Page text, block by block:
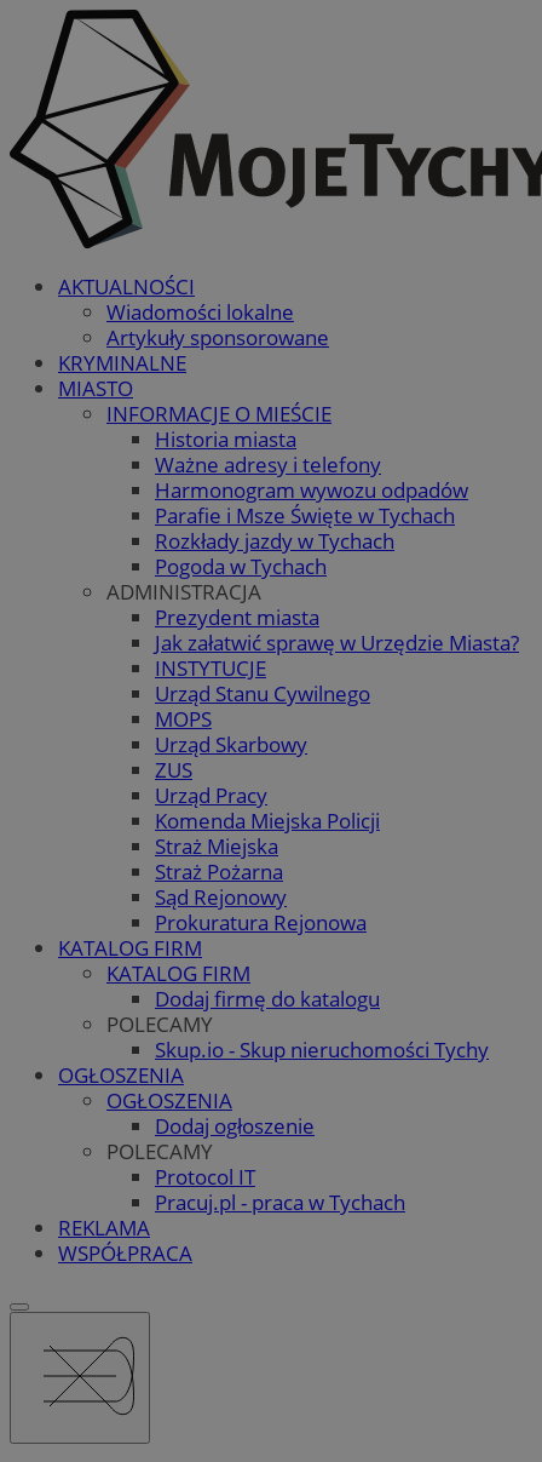
AKTUALNOŚCI
Wiadomości lokalne
Artykuły sponsorowane
KRYMINALNE
MIASTO
INFORMACJE O MIEŚCIE
Historia miasta
Ważne adresy i telefony
Harmonogram wywozu odpadów
Parafie i Msze Święte w Tychach
Rozkłady jazdy w Tychach
Pogoda w Tychach
ADMINISTRACJA
Prezydent miasta
Jak załatwić sprawę w Urzędzie Miasta?
INSTYTUCJE
Urząd Stanu Cywilnego
MOPS
Urząd Skarbowy
ZUS
Urząd Pracy
Komenda Miejska Policji
Straż Miejska
Straż Pożarna
Sąd Rejonowy
Prokuratura Rejonowa
KATALOG FIRM
KATALOG FIRM
Dodaj firmę do katalogu
POLECAMY
Skup.io - Skup nieruchomości Tychy
OGŁOSZENIA
OGŁOSZENIA
Dodaj ogłoszenie
POLECAMY
Protocol IT
Pracuj.pl - praca w Tychach
REKLAMA
WSPÓŁPRACA